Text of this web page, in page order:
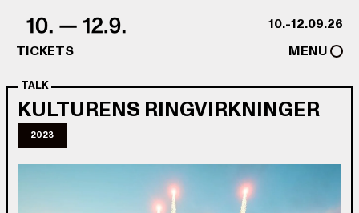
10.-12.09.26
TICKETS
MENU
TALK
KULTURENS RINGVIRKNINGER
2023